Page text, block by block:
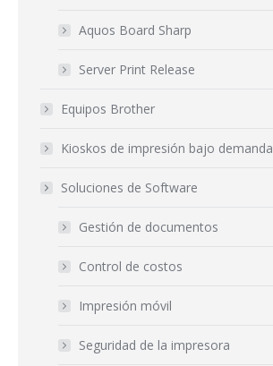
Aquos Board Sharp
Server Print Release
Equipos Brother
Kioskos de impresión bajo demanda
Soluciones de Software
Gestión de documentos
Control de costos
Impresión móvil
Seguridad de la impresora